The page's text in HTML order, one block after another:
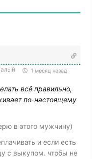
1 месяц назад
всё правильно,
по-настоящему
в этого мужчину)
и если есть
с выкупом. чтобы не